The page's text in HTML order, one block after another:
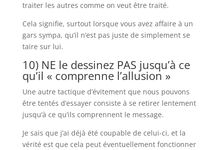
traiter les autres comme on veut être traité.
Cela signifie, surtout lorsque vous avez affaire à un
gars sympa, qu’il n’est pas juste de simplement se
taire sur lui.
10) NE le dessinez PAS jusqu’à ce
qu’il « comprenne l’allusion »
Une autre tactique d’évitement que nous pouvons
être tentés d’essayer consiste à se retirer lentement
jusqu’à ce qu’ils comprennent le message.
Je sais que j’ai déjà été coupable de celui-ci, et la
vérité est que cela peut éventuellement fonctionner